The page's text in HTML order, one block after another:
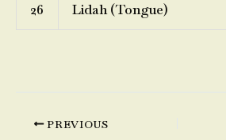
26 Lidah (Tongue)
PREVIOUS